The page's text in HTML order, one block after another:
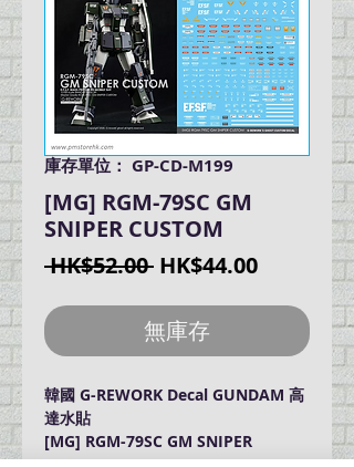
庫存單位： GP-CD-M199
[MG] RGM-79SC GM
SNIPER CUSTOM
HK$52.00 一
價
格
HK$44.00促
無庫存
韓國 G-REWORK Decal GUNDAM 高
達水貼
[MG] RGM-79SC GM SNIPER